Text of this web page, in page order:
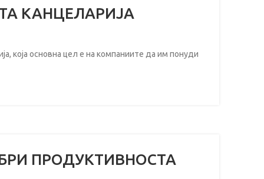
КАНЦЕЛАРИЈА
основна цел е на компаниите да им понуди
ПРОДУКТИВНОСТА